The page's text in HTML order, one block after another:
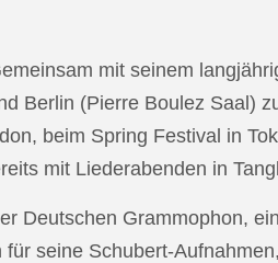
mit seinem
Berlin (Pierre Boulez Saal)
beim Spring Festival in
mit Liederabenden in
Deutschen Grammophon,
seine Schubert-